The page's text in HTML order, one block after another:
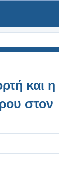
και η
στον